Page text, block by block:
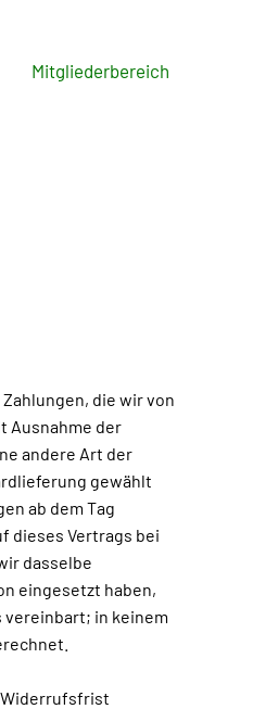
Mitgliederbereich
die wir von
Ausnahme der
andere Art der
gewählt
ab dem Tag
dieses Vertrags bei
dasselbe
eingesetzt haben,
vereinbart; in keinem
Widerrufsfrist